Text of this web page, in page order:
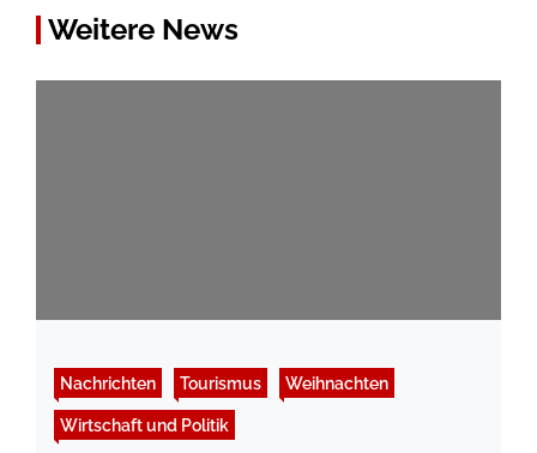
Weitere News
Nachrichten Tourismus Weihnachten
Wirtschaft und Politik